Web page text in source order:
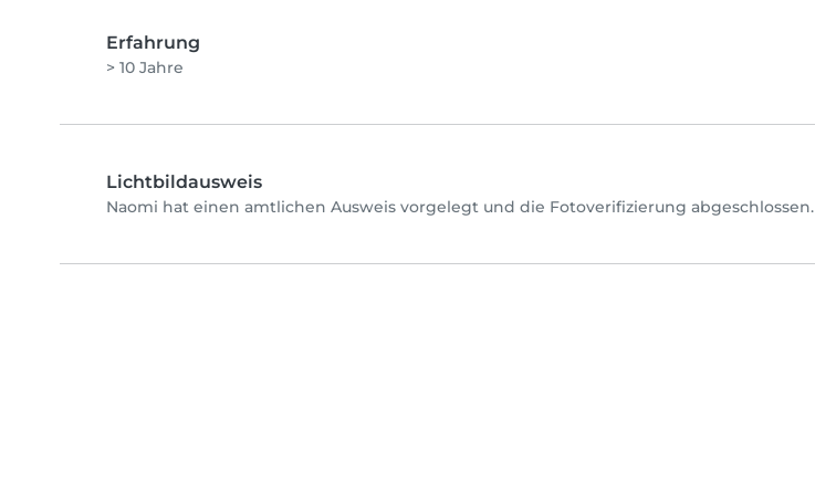
Erfahrung
> 10 Jahre
Lichtbildausweis
Naomi hat einen amtlichen Ausweis vorgelegt und die Fotoverifizierung abgeschlossen.